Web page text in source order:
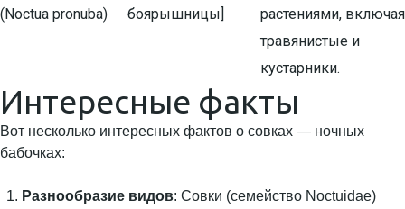
(Noctua pronuba)
боярышницы]
растениями, включая
травянистые и
кустарники.
Интересные факты
Вот несколько интересных фактов о совках — ночных
бабочках:
Разнообразие видов: Совки (семейство Noctuidae)